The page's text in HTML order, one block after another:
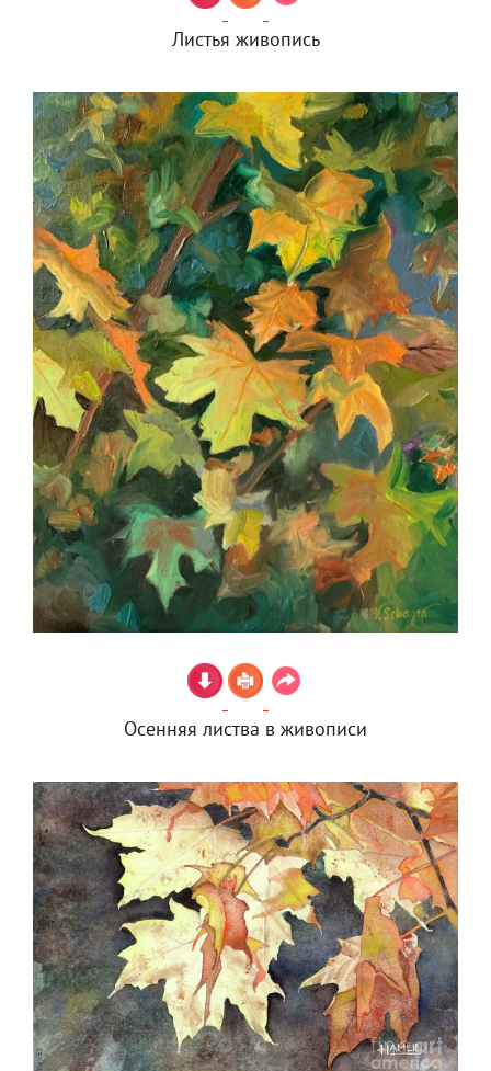
Листья живопись
Осенняя листва в живописи